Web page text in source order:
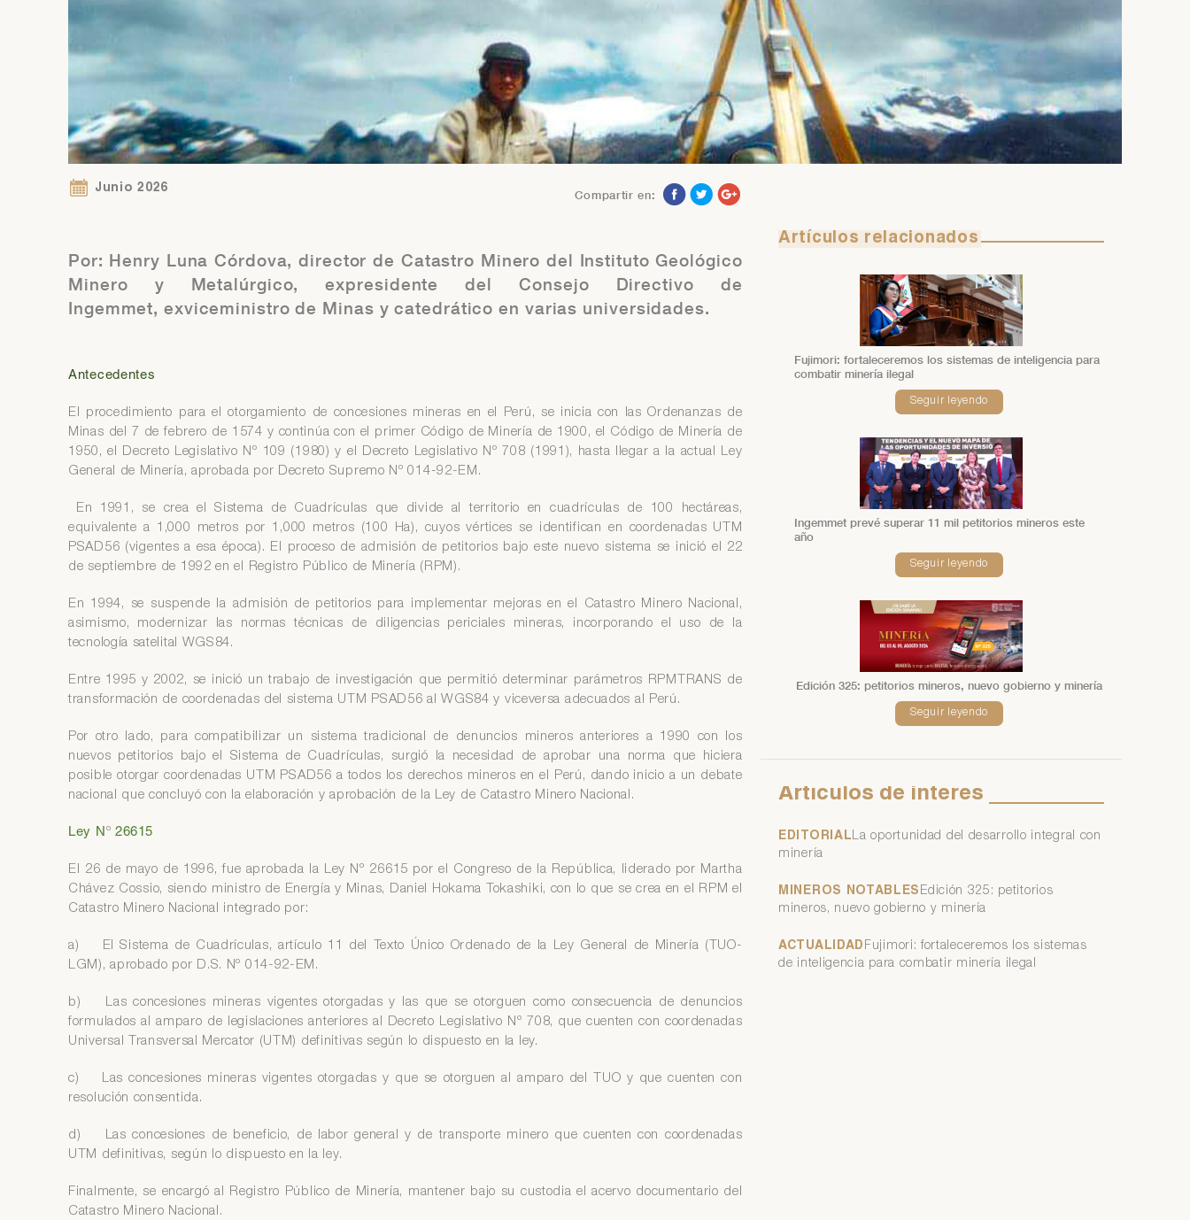
Junio 2026 Compartir en:
Por: Henry Luna Córdova, director de Catastro Minero del Instituto Geológico
Minero y Metalúrgico, expresidente del Consejo Directivo de
Ingemmet, exviceministro de Minas y catedrático en varias universidades.
Antecedentes
El procedimiento para el otorgamiento de concesiones mineras en el Perú, se inicia con las Ordenanzas de
Minas del 7 de febrero de 1574 y continúa con el primer Código de Minería de 1900, el Código de Minería de
1950, el Decreto Legislativo Nº 109 (1980) y el Decreto Legislativo Nº 708 (1991), hasta llegar a la actual Ley
General de Minería, aprobada por Decreto Supremo Nº 014-92-EM.
En 1991, se crea el Sistema de Cuadrículas que divide al territorio en cuadrículas de 100 hectáreas,
equivalente a 1,000 metros por 1,000 metros (100 Ha), cuyos vértices se identifican en coordenadas UTM
PSAD56 (vigentes a esa época). El proceso de admisión de petitorios bajo este nuevo sistema se inició el 22
de septiembre de 1992 en el Registro Público de Minería (RPM).
En 1994, se suspende la admisión de petitorios para implementar mejoras en el Catastro Minero Nacional,
asimismo, modernizar las normas técnicas de diligencias periciales mineras, incorporando el uso de la
tecnología satelital WGS84.
Entre 1995 y 2002, se inició un trabajo de investigación que permitió determinar parámetros RPMTRANS de
transformación de coordenadas del sistema UTM PSAD56 al WGS84 y viceversa adecuados al Perú.
Por otro lado, para compatibilizar un sistema tradicional de denuncios mineros anteriores a 1990 con los
nuevos petitorios bajo el Sistema de Cuadrículas, surgió la necesidad de aprobar una norma que hiciera
posible otorgar coordenadas UTM PSAD56 a todos los derechos mineros en el Perú, dando inicio a un debate
nacional que concluyó con la elaboración y aprobación de la Ley de Catastro Minero Nacional.
Ley Nº 26615
El 26 de mayo de 1996, fue aprobada la Ley Nº 26615 por el Congreso de la República, liderado por Martha
Chávez Cossio, siendo ministro de Energía y Minas, Daniel Hokama Tokashiki, con lo que se crea en el RPM el
Catastro Minero Nacional integrado por:
a) El Sistema de Cuadrículas, artículo 11 del Texto Único Ordenado de la Ley General de Minería (TUO-
LGM), aprobado por D.S. Nº 014-92-EM.
b) Las concesiones mineras vigentes otorgadas y las que se otorguen como consecuencia de denuncios
formulados al amparo de legislaciones anteriores al Decreto Legislativo Nº 708, que cuenten con coordenadas
Universal Transversal Mercator (UTM) definitivas según lo dispuesto en la ley.
c) Las concesiones mineras vigentes otorgadas y que se otorguen al amparo del TUO y que cuenten con
resolución consentida.
d) Las concesiones de beneficio, de labor general y de transporte minero que cuenten con coordenadas
UTM definitivas, según lo dispuesto en la ley.
Finalmente, se encargó al Registro Público de Minería, mantener bajo su custodia el acervo documentario del
Catastro Minero Nacional.
Artículos relacionados
Fujimori: fortaleceremos los sistemas de inteligencia para
combatir minería ilegal
Seguir leyendo
Ingemmet prevé superar 11 mil petitorios mineros este
año
Seguir leyendo
Edición 325: petitorios mineros, nuevo gobierno y minería
Seguir leyendo
Artículos de interés
EDITORIAL La oportunidad del desarrollo integral con
minería
MINEROS NOTABLES Edición 325: petitorios
mineros, nuevo gobierno y minería
ACTUALIDAD Fujimori: fortaleceremos los sistemas
de inteligencia para combatir minería ilegal
Si tiene problemas para recuperar su contraseña contáctese con el
Área de Servicio al Asociado al teléfono 313-4160 anexo 218 o al
correo asociados@iimp.org.pe
Si tiene problemas para recuperar su contraseña contáctese con el
Área de Servicio al Asociado al teléfono 313-4160 anexo 218 o al
correo asociados@iimp.org.pe